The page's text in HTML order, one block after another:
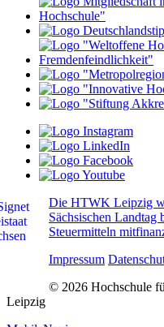
Die HTWK Leipzig
Sächsischen Landtag
Steuermitteln
Impressum
© 2026 Hochschule
Leipzig